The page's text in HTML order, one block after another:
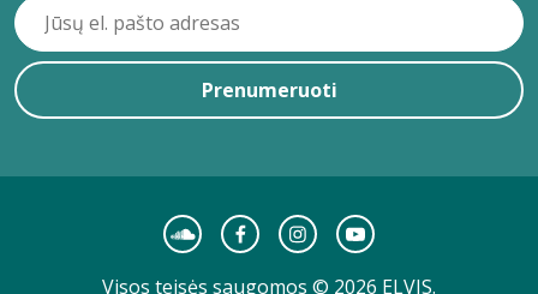
Prenumeruoti
Visos teisės saugomos © 2026 ELVIS.